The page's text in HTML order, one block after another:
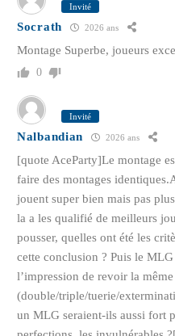
Invité
Socrath 2026 ans
Montage Superbe, joueurs
0
Invité
Nalbandian 2026 ans
[quote AceParty]Le montage
faire des montages
jouent super bien mais pas
la a les qualifié de meilleurs
pousser, quelles ont été les
cette conclusion ? Puis le
l’impression de revoir la
(double/triple/tuerie/
un MLG seraient-ils aussi fort